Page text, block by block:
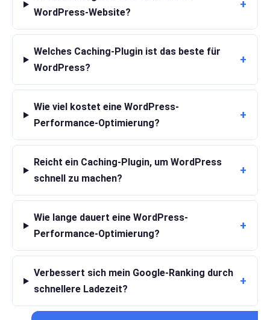
WordPress-Website?
+
Welches Caching-Plugin ist das beste für
WordPress?
+
Wie viel kostet eine WordPress-
Performance-Optimierung?
+
Reicht ein Caching-Plugin, um WordPress
schnell zu machen?
+
Wie lange dauert eine WordPress-
Performance-Optimierung?
+
Verbessert sich mein Google-Ranking durch
schnellere Ladezeit?
+